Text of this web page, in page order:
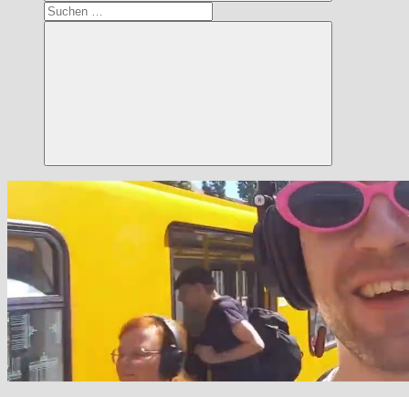
Suchen
nach:
Suchen